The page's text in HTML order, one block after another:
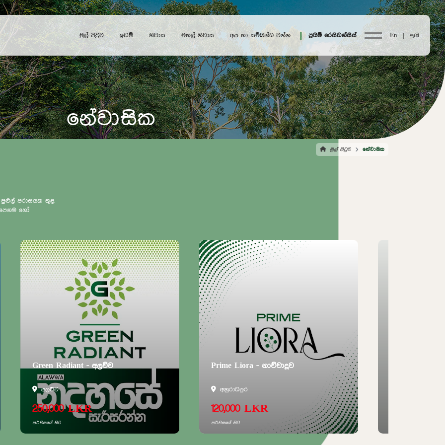
මුල් පිටුව ඉඩම් නිවාස මහල් නිවාස අප හා සම්බන්ධ වන්න ප්‍රයිම් රෙසිඩන්සීස් En | தமி
නේවාසික
මුල් පිටුව නේවාසික
පුළුල් පරාසයක තුළ
හෝ
අනුරාධපුර
120,000 LKR
පර්චසයේ සිට
Aventra - රාජගිරිය
රාජගිරිය
3,250,000 LKR
පර්චසයේ සිට